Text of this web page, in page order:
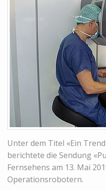
Unter dem Titel «Ein
berichtete die Sendung
Fernsehens am 13. Mai
Operationsrobotern.